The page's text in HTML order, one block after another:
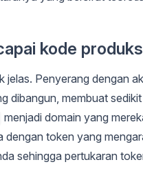
kode
jelas. Penyerang dengan
dibangun, membuat
menjadi domain yang
token yang
sehingga pertukaran